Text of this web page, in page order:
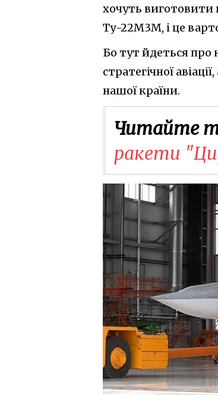
хочуть виготовити
Ту-22М3М, і це
Бо тут йдеться про
стратегічної
нашої країни.
Читайте
ракети